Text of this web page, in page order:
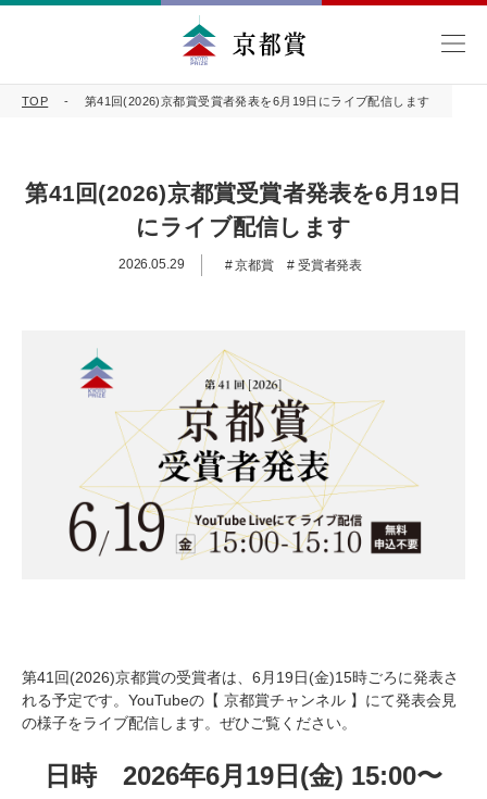
TOP 第41回(2026)京都賞受賞者発表を6月19日にライブ配信します
第41回(2026)京都賞受賞者発表を6月19日
にライブ配信します
2026.05.29 京都賞 受賞者発表
第41回(2026)京都賞の受賞者は、6月19日(金)15時ごろに発表さ
れる予定です。YouTubeの【 京都賞チャンネル 】にて発表会見
の様子をライブ配信します。ぜひご覧ください。
日時 2026年6月19日(金) 15:00〜